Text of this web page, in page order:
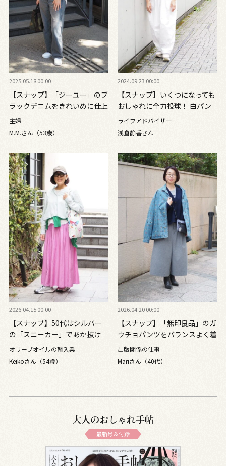
2025.05.18 00:00
【スナップ】「ジーユー」のブ
ラックデニムをきれいめに仕上
げるコツは？
主婦
M.M.さん（53歳）
2024.09.23 00:00
【スナップ】いくつになっても
おしゃれに全力投球！ 白パン
ツが映えるカジュアルコーデ
ライフアドバイザー
浅倉静香さん
2026.04.15 00:00
【スナップ】50代はシルバー
の「スニーカー」であか抜け
る！ ピンク×グリーンで春ら
しく
オリーブオイルの輸入業
Keikoさん（54歳）
2026.04.20 00:00
【スナップ】「無印良品」のガ
ウチョパンツをバランスよく着
こなすには？ 柄物デニムジャ
ケットで遊び心を添えて
出版関係の仕事
Mariさん（40代）
大人のおしゃれ手帖
最新号＆付録